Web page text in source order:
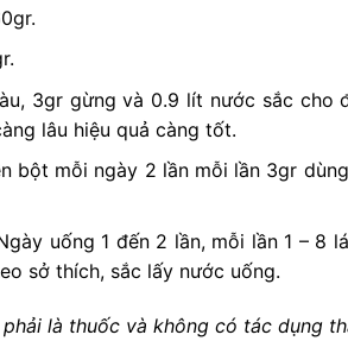
3gr gừng và 0.9 lít nước sắc
lâu hiệu quả càng tốt.
bột mỗi ngày 2 lần mỗi lần 3gr
uống 1 đến 2 lần, mỗi lần 1 –
sở thích, sắc lấy nước uống.
phải là thuốc và không có tác dụng